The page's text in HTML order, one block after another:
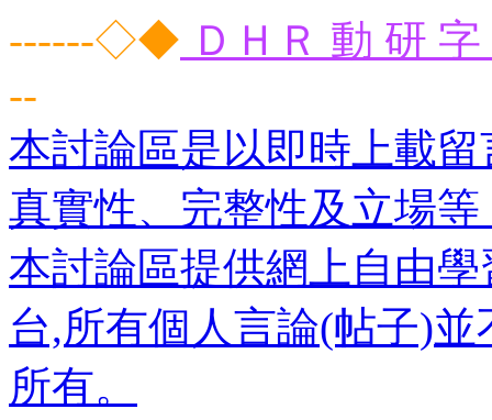
------◇◆ ＤＨＲ 動 研
--
本討論區是以即時上載
真實性、完整性及立場
本討論區提供網上自由
台,所有個人言論(帖子)
所有。